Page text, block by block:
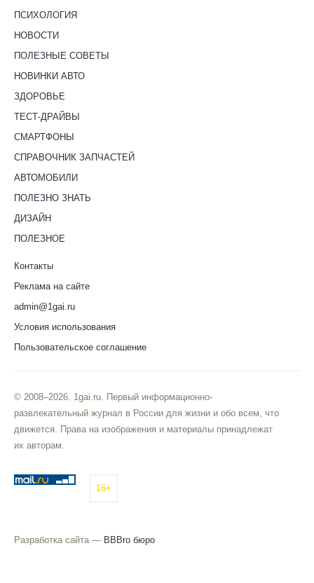
ПСИХОЛОГИЯ
НОВОСТИ
ПОЛЕЗНЫЕ СОВЕТЫ
НОВИНКИ АВТО
ЗДОРОВЬЕ
ТЕСТ-ДРАЙВЫ
СМАРТФОНЫ
СПРАВОЧНИК ЗАПЧАСТЕЙ
АВТОМОБИЛИ
ПОЛЕЗНО ЗНАТЬ
ДИЗАЙН
ПОЛЕЗНОЕ
Контакты
Реклама на сайте
admin@1gai.ru
Условия использования
Пользовательское соглашение
© 2008–2026. 1gai.ru. Первый информационно-
развлекательный журнал в России для жизни и обо всем, что
движется. Права на изображения и материалы принадлежат
их авторам.
16+
Разработка сайта — BBBro бюро